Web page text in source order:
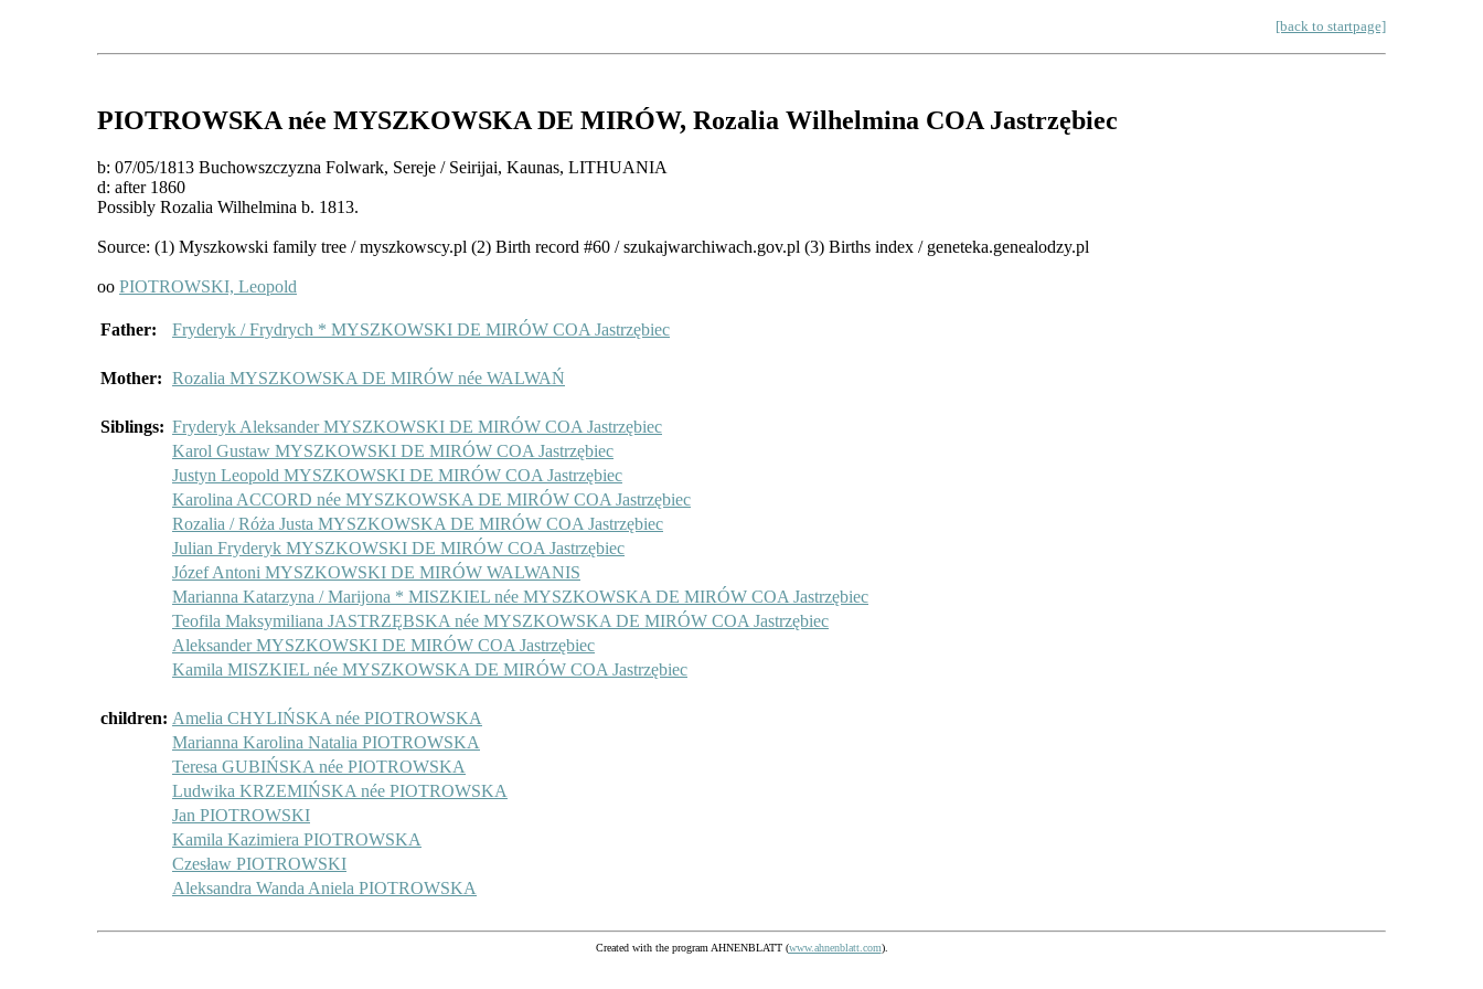
[back to startpage]
PIOTROWSKA née MYSZKOWSKA DE MIRÓW, Rozalia Wilhelmina COA Jastrzębiec
b: 07/05/1813 Buchowszczyzna Folwark, Sereje / Seirijai, Kaunas, LITHUANIA
d: after 1860
Possibly Rozalia Wilhelmina b. 1813.
Source: (1) Myszkowski family tree / myszkowscy.pl (2) Birth record #60 / szukajwarchiwach.gov.pl (3) Births index / geneteka.genealodzy.pl
oo PIOTROWSKI, Leopold
Father: Fryderyk / Frydrych * MYSZKOWSKI DE MIRÓW COA Jastrzębiec
Mother: Rozalia MYSZKOWSKA DE MIRÓW née WALWAŃ
Siblings: Fryderyk Aleksander MYSZKOWSKI DE MIRÓW COA Jastrzębiec
Karol Gustaw MYSZKOWSKI DE MIRÓW COA Jastrzębiec
Justyn Leopold MYSZKOWSKI DE MIRÓW COA Jastrzębiec
Karolina ACCORD née MYSZKOWSKA DE MIRÓW COA Jastrzębiec
Rozalia / Róża Justa MYSZKOWSKA DE MIRÓW COA Jastrzębiec
Julian Fryderyk MYSZKOWSKI DE MIRÓW COA Jastrzębiec
Józef Antoni MYSZKOWSKI DE MIRÓW WALWANIS
Marianna Katarzyna / Marijona * MISZKIEL née MYSZKOWSKA DE MIRÓW COA Jastrzębiec
Teofila Maksymiliana JASTRZĘBSKA née MYSZKOWSKA DE MIRÓW COA Jastrzębiec
Aleksander MYSZKOWSKI DE MIRÓW COA Jastrzębiec
Kamila MISZKIEL née MYSZKOWSKA DE MIRÓW COA Jastrzębiec
children: Amelia CHYLIŃSKA née PIOTROWSKA
Marianna Karolina Natalia PIOTROWSKA
Teresa GUBIŃSKA née PIOTROWSKA
Ludwika KRZEMIŃSKA née PIOTROWSKA
Jan PIOTROWSKI
Kamila Kazimiera PIOTROWSKA
Czesław PIOTROWSKI
Aleksandra Wanda Aniela PIOTROWSKA
Created with the program AHNENBLATT (www.ahnenblatt.com).